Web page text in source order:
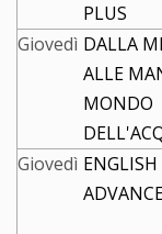
PLUS
Giovedì DALLA
ALLE
MONDO
Giovedì ENGLISH